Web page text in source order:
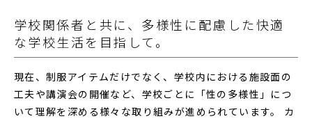
学校関係者と共に、多様性に配慮した快適
な学校生活を目指して。
現在、制服アイテムだけでなく、学校内における施設面の
工夫や講演会の開催など、学校ごとに「性の多様性」につ
いて理解を深める様々な取り組みが進められています。 カ